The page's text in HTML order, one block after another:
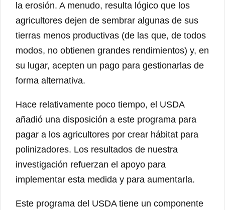
la erosión. A menudo, resulta lógico que los
agricultores dejen de sembrar algunas de sus
tierras menos productivas (de las que, de todos
modos, no obtienen grandes rendimientos) y, en
su lugar, acepten un pago para gestionarlas de
forma alternativa.
Hace relativamente poco tiempo, el USDA
añadió una disposición a este programa para
pagar a los agricultores por crear hábitat para
polinizadores. Los resultados de nuestra
investigación refuerzan el apoyo para
implementar esta medida y para aumentarla.
Este programa del USDA tiene un componente